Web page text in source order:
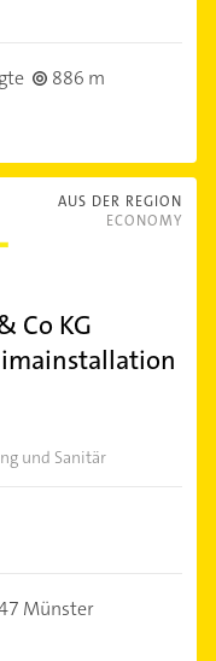
886 m
AUS DER REGION
ECONOMY
Co KG
und Sanitär
Münster